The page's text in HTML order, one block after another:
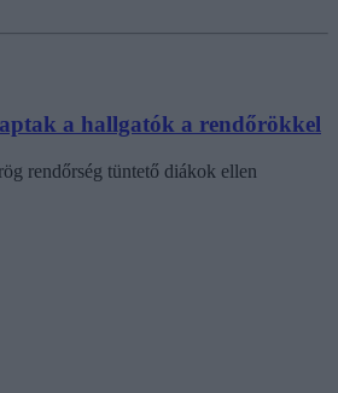
a hallgatók a rendőrökkel
rendőrség tüntető diákok ellen